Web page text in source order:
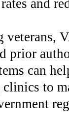
and
veterans,
prior
can
to